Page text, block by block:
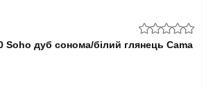
Soho дуб сонома/білий глянець Cama